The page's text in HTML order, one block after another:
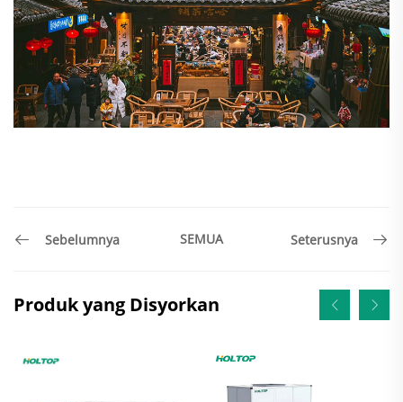
Sebelumnya SEMUA Seterusnya
Produk yang Disyorkan